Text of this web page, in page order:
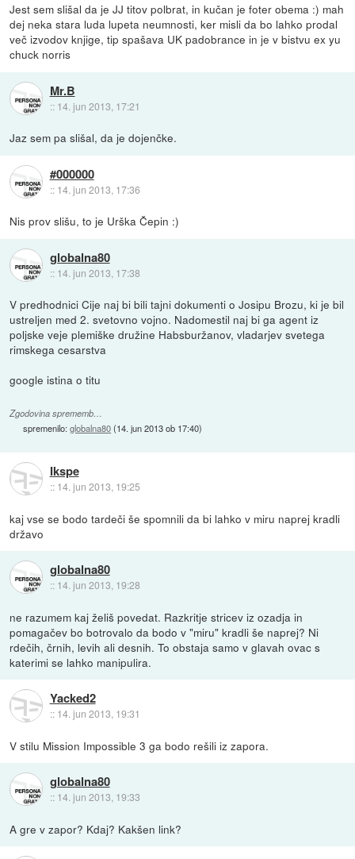
Jest sem slišal da je JJ titov polbrat, in kučan je foter obema :) mah
dej neka stara luda lupeta neumnosti, ker misli da bo lahko prodal
več izvodov knjige, tip spašava UK padobrance in je v bistvu ex yu
chuck norris
Mr.B
:: 14. jun 2013, 17:21
Jaz sem pa slišal, da je dojenčke.
#000000
:: 14. jun 2013, 17:36
Nis prov slišu, to je Urška Čepin :)
globalna80
:: 14. jun 2013, 17:38
V predhodnici Cije naj bi bili tajni dokumenti o Josipu Brozu, ki je bil
ustreljen med 2. svetovno vojno. Nadomestil naj bi ga agent iz
poljske veje plemiške družine Habsburžanov, vladarjev svetega
rimskega cesarstva
google istina o titu
Zgodovina sprememb…
spremenilo:globalna80(14. jun 2013 ob 17:40)
Ikspe
:: 14. jun 2013, 19:25
kaj vse se bodo tardeči še spomnili da bi lahko v miru naprej kradli
državo
globalna80
:: 14. jun 2013, 19:28
ne razumem kaj želiš povedat. Razkritje stricev iz ozadja in
pomagačev bo botrovalo da bodo v "miru" kradli še naprej? Ni
rdečih, črnih, levih ali desnih. To obstaja samo v glavah ovac s
katerimi se lahko manipulira.
Yacked2
:: 14. jun 2013, 19:31
V stilu Mission Impossible 3 ga bodo rešili iz zapora.
globalna80
:: 14. jun 2013, 19:33
A gre v zapor? Kdaj? Kakšen link?